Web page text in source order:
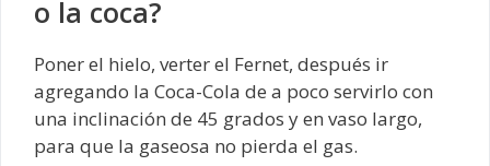
o la coca?
Poner el hielo, verter el Fernet, después ir
agregando la Coca-Cola de a poco servirlo con
una inclinación de 45 grados y en vaso largo,
para que la gaseosa no pierda el gas.